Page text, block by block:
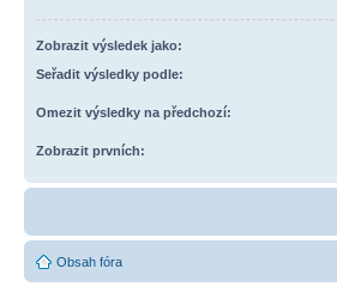
Zobrazit výsledek jako:
Seřadit výsledky podle:
Omezit výsledky na předchozí:
Zobrazit prvních:
Obsah fóra